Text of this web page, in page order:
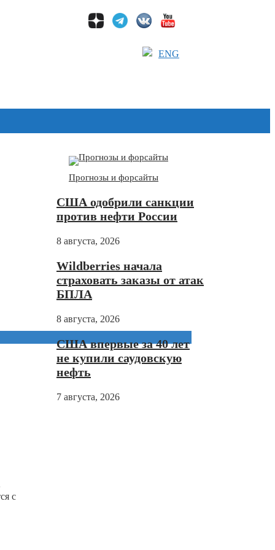
ENG
с
Прогнозы и форсайты
США одобрили санкции
против нефти России
8 августа, 2026
Wildberries начала
страховать заказы от атак
БПЛА
8 августа, 2026
США впервые за 40 лет
не купили саудовскую
нефть
7 августа, 2026